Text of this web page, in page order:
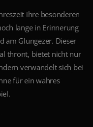
ihre besonderen
lange in Erinnerung
am Glungezer. Dieser
thront, bietet nicht nur
verwandelt sich bei
für ein wahres